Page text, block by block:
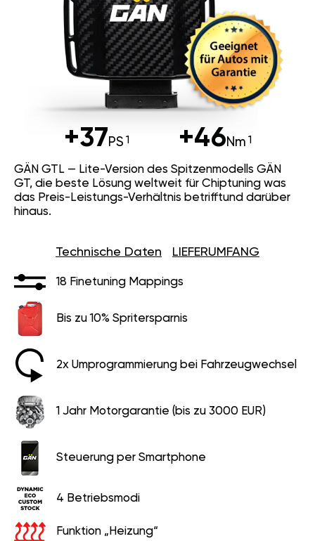
+37PS +46Nm
GÄN GTL — Lite-Version des Spitzenmodells GÄN
GT, die beste Lösung weltweit für Chiptuning was
das Preis-Leistungs-Verhältnis betrifftund darüber
hinaus.
Technische Daten LIEFERUMFANG
18 Finetuning Mappings
Bis zu 10% Spritersparnis
2x Umprogrammierung bei Fahrzeugwechsel
1 Jahr Motorgarantie (bis zu 3000 EUR)
Steuerung per Smartphone
4 Betriebsmodi
Funktion „Heizung“